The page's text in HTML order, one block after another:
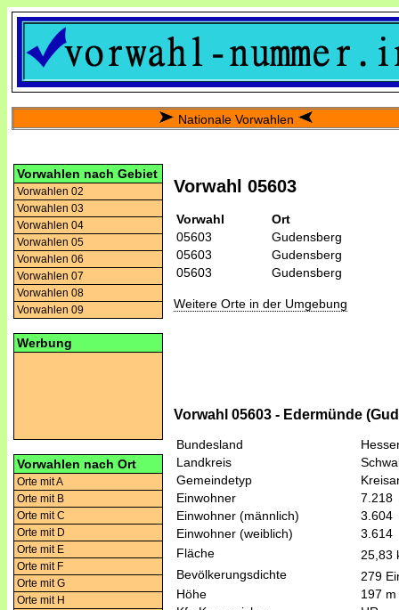
Nationale Vorwahlen
Vorwahlen nach Gebiet
Vorwahlen 02
Vorwahlen 03
Vorwahlen 04
Vorwahlen 05
Vorwahlen 06
Vorwahlen 07
Vorwahlen 08
Vorwahlen 09
Werbung
Vorwahlen nach Ort
Orte mit A
Orte mit B
Orte mit C
Orte mit D
Orte mit E
Orte mit F
Orte mit G
Orte mit H
Vorwahl 05603
Vorwahl
Ort
05603
Gudensberg
05603
Gudensberg
05603
Gudensberg
Weitere Orte in der Umgebung
Vorwahl 05603 - Edermünde
Bundesland
Landkreis
Gemeindetyp
Einwohner
7.218
Einwohner (männlich)
3.604
Einwohner (weiblich)
3.614
Fläche
25,83
Bevölkerungsdichte
279
Höhe
197